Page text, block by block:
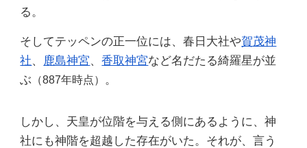
る。
そしてテッペンの正一位には、春日大社や賀茂神
社、 鹿島神宮、香取神宮など名だたる綺羅星が並
ぶ （887年時点） 。
しかし、天皇が位階を与える側にあるように、神
社にも神階を超越した存在がいた。それが、言う